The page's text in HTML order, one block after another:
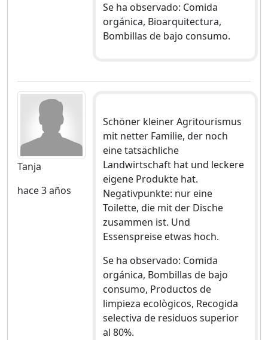
Se ha observado: Comida
orgánica, Bioarquitectura,
Bombillas de bajo consumo.
Tanja
hace 3 años
Schöner kleiner Agritourismus
mit netter Familie, der noch
eine tatsächliche
Landwirtschaft hat und leckere
eigene Produkte hat.
Negativpunkte: nur eine
Toilette, die mit der Dische
zusammen ist. Und
Essenspreise etwas hoch.
Se ha observado: Comida
orgánica, Bombillas de bajo
consumo, Productos de
limpieza ecològicos, Recogida
selectiva de residuos superior
al 80%.